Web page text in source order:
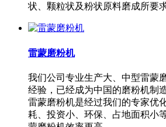
状、颗粒状及粉状原料磨成所要
雷蒙磨粉机
我们公司专业生产大、中型雷蒙
经验，已经成为中国的磨粉机制
雷蒙磨粉机是经过我们的专家优
耗、投资小、环保、占地面积小